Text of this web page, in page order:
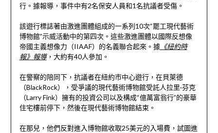
行。據報導，事件中有2名保安人員和1名抗議者受傷。
該遊行標誌著由激進團體組成的一系列10次“罷工現代藝術
博物館”示威活動中的第四次。這些激進團體以國際反想像
帝國主義想像力（IIAAF）的名義聯合起來。據《紐約時
報》報導，大約有40人參加。
在警察的陪同下，抗議者在紐約市中心遊行，在貝萊德
（BlackRock），受爭議的現代藝術博物館受託人拉里·芬克
（Larry Fink）擁有的投資公司以及構成“億萬富翁行”的豪華
住宅樓前停下，然後在現代藝術博物館結束。
在那兒，他們反對進入博物館收取25美元的入場費，試圖進